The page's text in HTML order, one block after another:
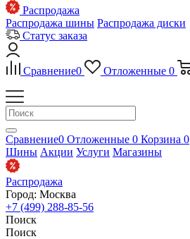
Распродажа
Распродажа шины Распродажа диски
Статус заказа
Сравнение0 Отложенные 0
Сравнение0 Отложенные 0 Корзина 0
Шины Акции Услуги Магазины
Распродажа
Город: Москва
+7 (499) 288-85-56
Поиск
Поиск